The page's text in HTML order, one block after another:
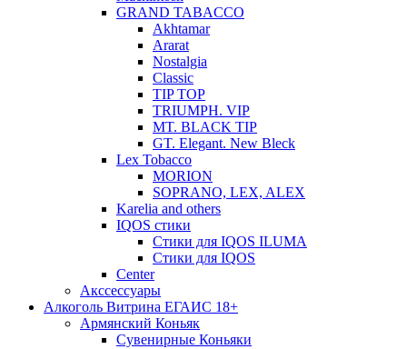
GRAND TABACCO
Akhtamar
Ararat
Nostalgia
Classic
TIP TOP
TRIUMPH. VIP
MT. BLACK TIP
GT. Elegant. New Bleck
Lex Tobacco
MORION
SOPRANO, LEX, ALEX
Karelia and others
IQOS стики
Стики для IQOS ILUMA
Стики для IQOS
Сenter
Акссессуары
Алкоголь Витрина ЕГАИС 18+
Армянский Коньяк
Сувенирные Коньяки